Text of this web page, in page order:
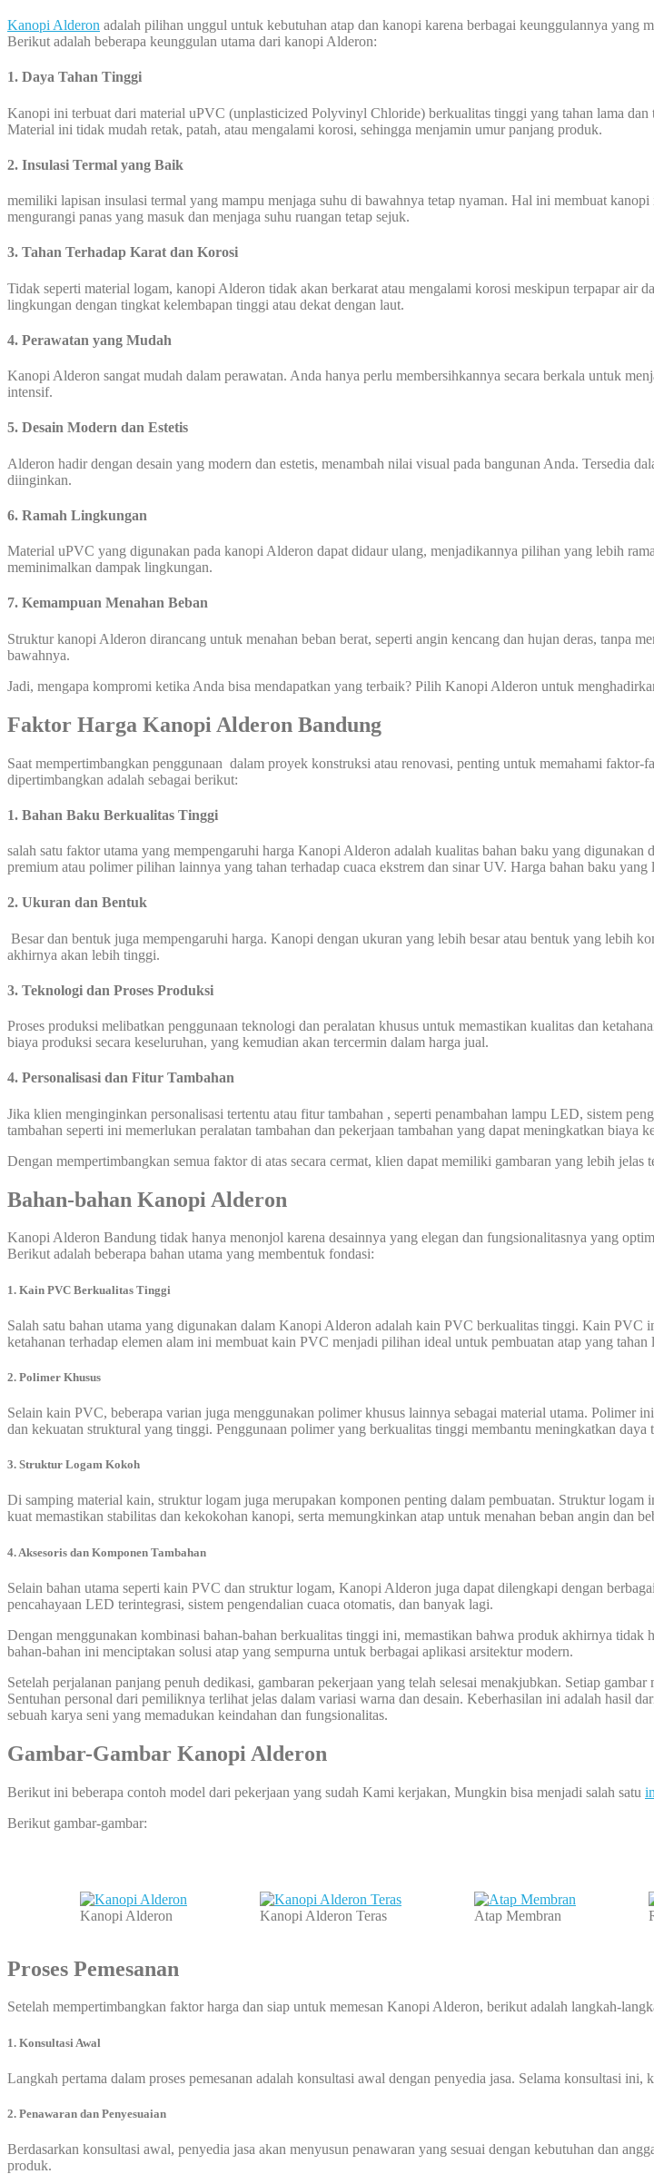
Kanopi Alderon adalah pilihan unggul untuk kebutuhan atap dan kanopi karena berbagai keunggulannya
Berikut adalah beberapa keunggulan utama dari kanopi Alderon:
1. Daya Tahan Tinggi
Kanopi ini terbuat dari material uPVC (unplasticized Polyvinyl Chloride) berkualitas tinggi yang tahan lama dan
Material ini tidak mudah retak, patah, atau mengalami korosi, sehingga menjamin umur panjang produk.
2. Insulasi Termal yang Baik
memiliki lapisan insulasi termal yang mampu menjaga suhu di bawahnya tetap nyaman. Hal ini membuat
mengurangi panas yang masuk dan menjaga suhu ruangan tetap sejuk.
3. Tahan Terhadap Karat dan Korosi
Tidak seperti material logam, kanopi Alderon tidak akan berkarat atau mengalami korosi meskipun terpapar
lingkungan dengan tingkat kelembapan tinggi atau dekat dengan laut.
4. Perawatan yang Mudah
Kanopi Alderon sangat mudah dalam perawatan. Anda hanya perlu membersihkannya secara berkala untuk
intensif.
5. Desain Modern dan Estetis
Alderon hadir dengan desain yang modern dan estetis, menambah nilai visual pada bangunan Anda. Tersedia
diinginkan.
6. Ramah Lingkungan
Material uPVC yang digunakan pada kanopi Alderon dapat didaur ulang, menjadikannya pilihan yang lebih
meminimalkan dampak lingkungan.
7. Kemampuan Menahan Beban
Struktur kanopi Alderon dirancang untuk menahan beban berat, seperti angin kencang dan hujan deras, tanpa
bawahnya.
Jadi, mengapa kompromi ketika Anda bisa mendapatkan yang terbaik? Pilih Kanopi Alderon untuk
Faktor Harga Kanopi Alderon Bandung
Saat mempertimbangkan penggunaan dalam proyek konstruksi atau renovasi, penting untuk memahami
dipertimbangkan adalah sebagai berikut:
1. Bahan Baku Berkualitas Tinggi
salah satu faktor utama yang mempengaruhi harga Kanopi Alderon adalah kualitas bahan baku yang
premium atau polimer pilihan lainnya yang tahan terhadap cuaca ekstrem dan sinar UV. Harga bahan baku
2. Ukuran dan Bentuk
Besar dan bentuk juga mempengaruhi harga. Kanopi dengan ukuran yang lebih besar atau bentuk yang lebih
akhirnya akan lebih tinggi.
3. Teknologi dan Proses Produksi
Proses produksi melibatkan penggunaan teknologi dan peralatan khusus untuk memastikan kualitas dan
biaya produksi secara keseluruhan, yang kemudian akan tercermin dalam harga jual.
4. Personalisasi dan Fitur Tambahan
Jika klien menginginkan personalisasi tertentu atau fitur tambahan , seperti penambahan lampu LED, sistem
tambahan seperti ini memerlukan peralatan tambahan dan pekerjaan tambahan yang dapat meningkatkan biaya
Dengan mempertimbangkan semua faktor di atas secara cermat, klien dapat memiliki gambaran yang lebih jelas
Bahan-bahan Kanopi Alderon
Kanopi Alderon Bandung tidak hanya menonjol karena desainnya yang elegan dan fungsionalitasnya yang
Berikut adalah beberapa bahan utama yang membentuk fondasi:
1. Kain PVC Berkualitas Tinggi
Salah satu bahan utama yang digunakan dalam Kanopi Alderon adalah kain PVC berkualitas tinggi. Kain
ketahanan terhadap elemen alam ini membuat kain PVC menjadi pilihan ideal untuk pembuatan atap yang tahan
2. Polimer Khusus
Selain kain PVC, beberapa varian juga menggunakan polimer khusus lainnya sebagai material utama.
dan kekuatan struktural yang tinggi. Penggunaan polimer yang berkualitas tinggi membantu meningkatkan daya
3. Struktur Logam Kokoh
Di samping material kain, struktur logam juga merupakan komponen penting dalam pembuatan. Struktur
kuat memastikan stabilitas dan kekokohan kanopi, serta memungkinkan atap untuk menahan beban angin dan
4. Aksesoris dan Komponen Tambahan
Selain bahan utama seperti kain PVC dan struktur logam, Kanopi Alderon juga dapat dilengkapi dengan
pencahayaan LED terintegrasi, sistem pengendalian cuaca otomatis, dan banyak lagi.
Dengan menggunakan kombinasi bahan-bahan berkualitas tinggi ini, memastikan bahwa produk akhirnya
bahan-bahan ini menciptakan solusi atap yang sempurna untuk berbagai aplikasi arsitektur modern.
Setelah perjalanan panjang penuh dedikasi, gambaran pekerjaan yang telah selesai menakjubkan. Setiap
Sentuhan personal dari pemiliknya terlihat jelas dalam variasi warna dan desain. Keberhasilan ini adalah hasil
sebuah karya seni yang memadukan keindahan dan fungsionalitas.
Gambar-Gambar Kanopi Alderon
Berikut ini beberapa contoh model dari pekerjaan yang sudah Kami kerjakan, Mungkin bisa menjadi salah satu
Berikut gambar-gambar:
Kanopi Alderon Kanopi Alderon Teras Atap Membran
Proses Pemesanan
Setelah mempertimbangkan faktor harga dan siap untuk memesan Kanopi Alderon, berikut adalah langkah-
1. Konsultasi Awal
Langkah pertama dalam proses pemesanan adalah konsultasi awal dengan penyedia jasa. Selama konsultasi
2. Penawaran dan Penyesuaian
Berdasarkan konsultasi awal, penyedia jasa akan menyusun penawaran yang sesuai dengan kebutuhan dan
produk.